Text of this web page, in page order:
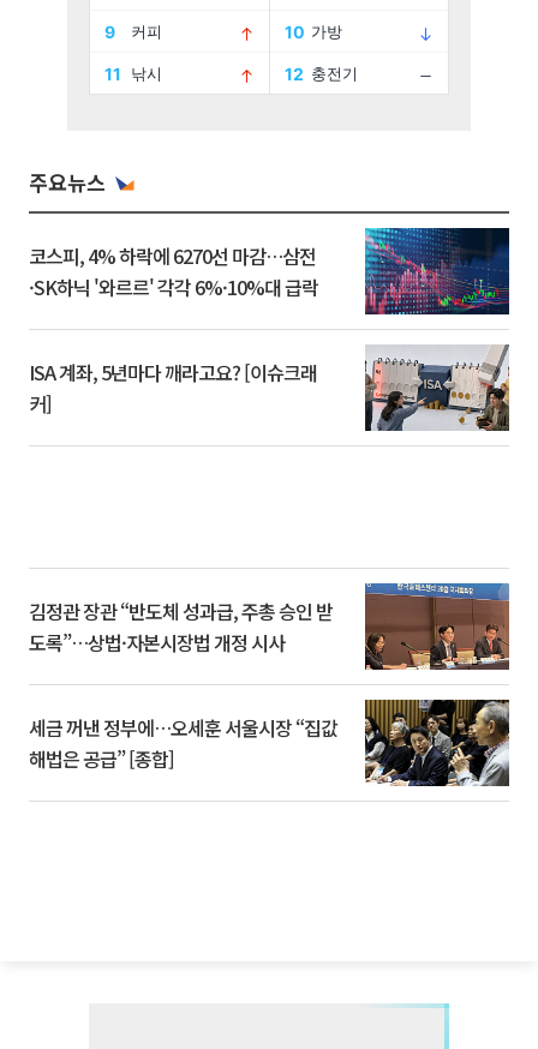
주요뉴스
코스피, 4% 하락에 6270선 마감…삼전
·SK하닉 '와르르' 각각 6%·10%대 급락
ISA 계좌, 5년마다 깨라고요? [이슈크래
커]
김정관 장관 “반도체 성과급, 주총 승인 받
도록”…상법·자본시장법 개정 시사
세금 꺼낸 정부에…오세훈 서울시장 “집값
해법은 공급” [종합]